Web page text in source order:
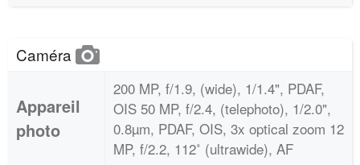
Caméra
Appareil
photo
200 MP, f/1.9, (wide), 1/1.4", PDAF,
OIS 50 MP, f/2.4, (telephoto), 1/2.0",
0.8µm, PDAF, OIS, 3x optical zoom 12
MP, f/2.2, 112˚ (ultrawide), AF